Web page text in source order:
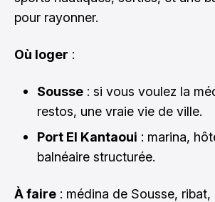
pour rayonner.
Où loger :
Sousse : si vous voulez la
restos, une vraie vie de ville.
Port El Kantaoui : marina,
balnéaire structurée.
À faire : médina de Sousse, ribat,